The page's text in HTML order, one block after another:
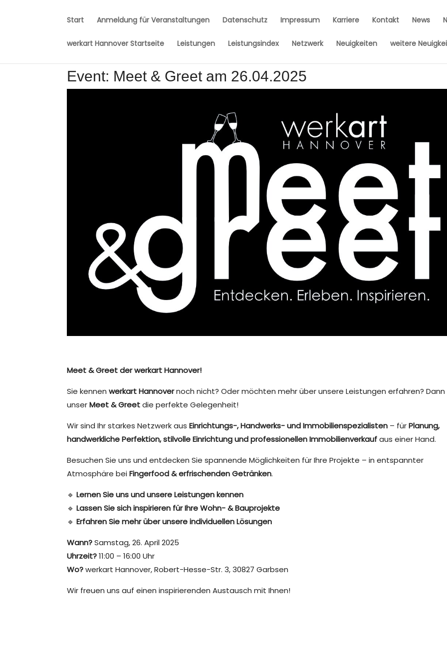
Start Anmeldung für Veranstaltungen Datenschutz Impressum Karriere Kontakt News
werkart Hannover Startseite Leistungen Leistungsindex Netzwerk Neuigkeiten weitere
Event: Meet & Greet am 26.04.2025
Meet & Greet der werkart Hannover!
Sie kennenwerkart Hannovernoch nicht? Oder möchten mehr über unsere Leistungen erfahren?
unserMeet & Greetdie perfekte Gelegenheit!
Wir sind Ihr starkes Netzwerk ausEinrichtungs-, Handwerks- und Immobilienspezialisten – fürPlanung,
handwerkliche Perfektion, stilvolle Einrichtung und professionellen Immobilienverkaufaus einer Hand.
Besuchen Sie uns und entdecken Sie spannende Möglichkeiten für Ihre Projekte – in entspannter
Atmosphäre beiFingerfood & erfrischenden Getränken.
🔹Lernen Sie uns und unsere Leistungen kennen
🔹Lassen Sie sich inspirieren für Ihre Wohn- & Bauprojekte
🔹Erfahren Sie mehr über unsere individuellen Lösungen
Wann?Samstag, 26. April 2025
Uhrzeit?11:00 – 16:00 Uhr
Wo?werkart Hannover, Robert-Hesse-Str. 3, 30827 Garbsen
Wir freuen uns auf einen inspirierenden Austausch mit Ihnen!